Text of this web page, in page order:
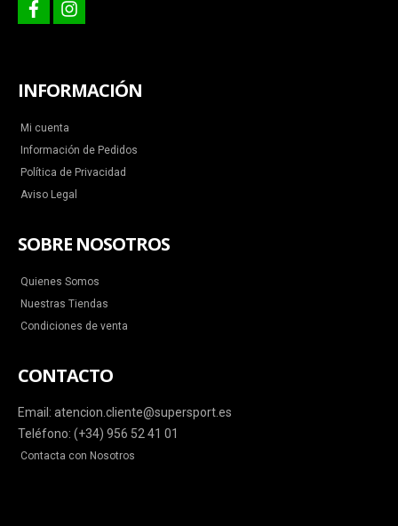
facebookinstagram
INFORMACIÓN
Mi cuenta
Información de Pedidos
Política de Privacidad
Aviso Legal
SOBRE NOSOTROS
Quienes Somos
Nuestras Tiendas
Condiciones de venta
CONTACTO
Email: atencion.cliente@supersport.es
Teléfono: (+34) 956 52 41 01
Contacta con Nosotros